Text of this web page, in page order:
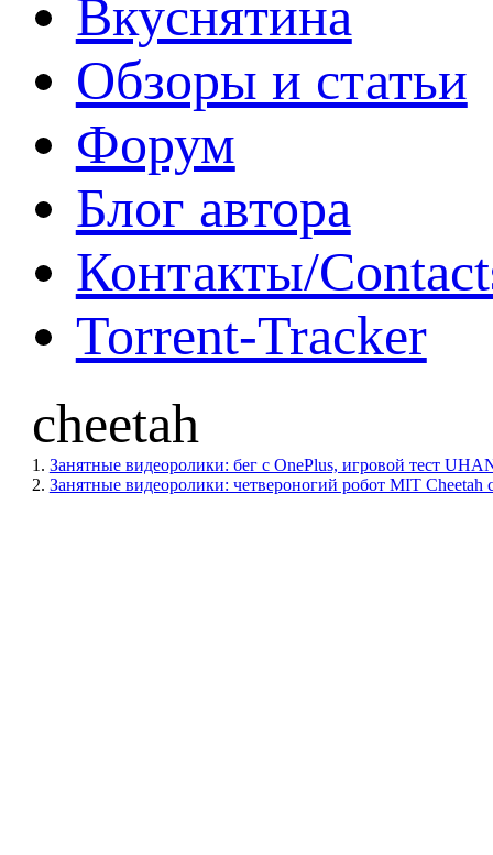
Вкуснятина
Обзоры и статьи
Форум
Блог автора
Контакты/
Torrent-Tracker
cheetah
1. Занятные видеоролики: бег с OnePlus, игровой тест
2. Занятные видеоролики: четвероногий робот MIT Cheetah